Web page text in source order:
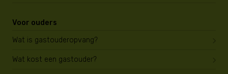
Voor ouders
Wat is gastouderopvang?
Wat kost een gastouder?